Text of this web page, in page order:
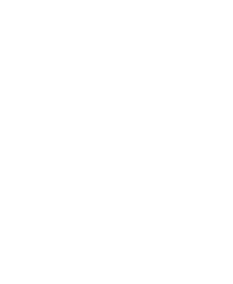
der Verarbeitung
wir im Rahmen Ihrer